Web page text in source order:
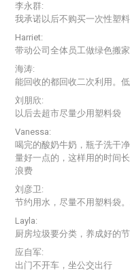
李永群:
我承诺以后不购买一次性塑
Harriet:
带动公司全体员工做绿色搬
海涛:
能回收的都回收二次利用。
刘朋欣:
以后去超市尽量少用塑料袋
Vanessa:
喝完的酸奶牛奶，瓶子洗干
量好一点的，这样用的时间
浪费
刘彦卫:
节约用水，尽量不用塑料袋
Layla:
厨房垃圾要分类，养成好的
应自军:
出门不开车，坐公交出行